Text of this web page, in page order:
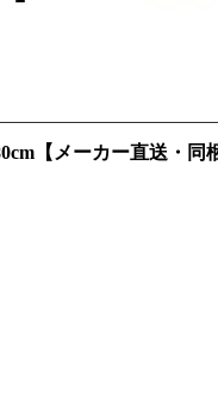
【メーカー直送・同